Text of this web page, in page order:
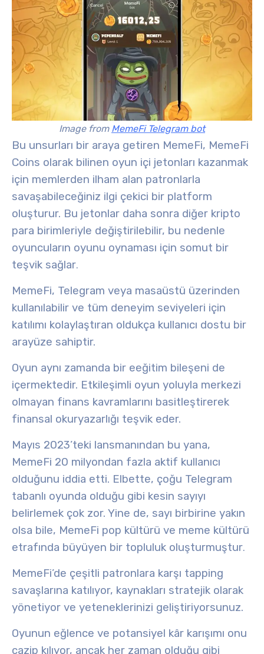
Image from MemeFi Telegram bot
Bu unsurları bir araya getiren MemeFi, MemeFi
Coins olarak bilinen oyun içi jetonları kazanmak
için memlerden ilham alan patronlarla
savaşabileceğiniz ilgi çekici bir platform
oluşturur. Bu jetonlar daha sonra diğer kripto
para birimleriyle değiştirilebilir, bu nedenle
oyuncuların oyunu oynaması için somut bir
teşvik sağlar.
MemeFi, Telegram veya masaüstü üzerinden
kullanılabilir ve tüm deneyim seviyeleri için
katılımı kolaylaştıran oldukça kullanıcı dostu bir
arayüze sahiptir.
Oyun aynı zamanda bir eeğitim bileşeni de
içermektedir. Etkileşimli oyun yoluyla merkezi
olmayan finans kavramlarını basitleştirerek
finansal okuryazarlığı teşvik eder.
Mayıs 2023’teki lansmanından bu yana,
MemeFi 20 milyondan fazla aktif kullanıcı
olduğunu iddia etti. Elbette, çoğu Telegram
tabanlı oyunda olduğu gibi kesin sayıyı
belirlemek çok zor. Yine de, sayı birbirine yakın
olsa bile, MemeFi pop kültürü ve meme kültürü
etrafında büyüyen bir topluluk oluşturmuştur.
MemeFi’de çeşitli patronlara karşı tapping
savaşlarına katılıyor, kaynakları stratejik olarak
yönetiyor ve yeteneklerinizi geliştiriyorsunuz.
Oyunun eğlence ve potansiyel kâr karışımı onu
cazip kılıyor, ancak her zaman olduğu gibi